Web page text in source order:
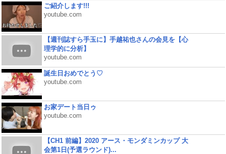
ご紹介します!!!
youtube.com
【週刊誌すら手玉に】手越祐也さんの会見を【心
理学的に分析】
youtube.com
誕生日おめでとう♡
youtube.com
お家デート当日ゥ
youtube.com
【CH1 前編】2020 アース・モンダミンカップ 大
会第1日(予選ラウンド)...